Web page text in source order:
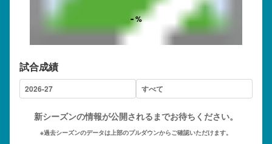
-%
試合成績
新シーズンの情報が公開されるまでお待ちください。
※過去シーズンのデータは上部のプルダウンからご確認いただけます。